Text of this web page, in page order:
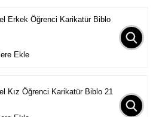
Erkek Öğrenci Karikatür Biblo
Ekle
Kız Öğrenci Karikatür Biblo 21